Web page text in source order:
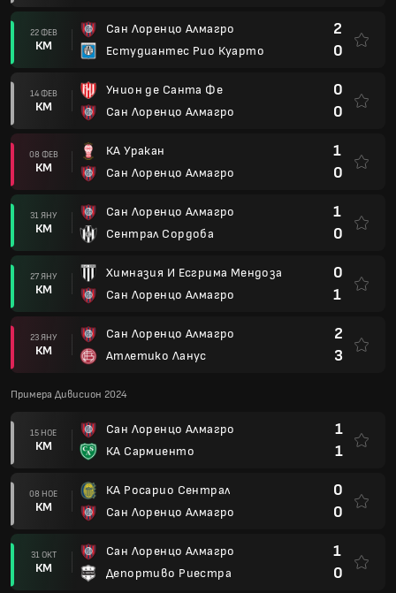
22 ФЕВ
КМ
Сан Лоренцо Алмагро
Естудиантес Рио Куарто
2
0
14 ФЕВ
КМ
Унион де Санта Фе
Сан Лоренцо Алмагро
0
0
08 ФЕВ
КМ
КА Уракан
Сан Лоренцо Алмагро
1
0
31 ЯНУ
КМ
Сан Лоренцо Алмагро
Сентрал Сордоба
1
0
27 ЯНУ
КМ
Химназия И Есгрима Мендоза
Сан Лоренцо Алмагро
0
1
23 ЯНУ
КМ
Сан Лоренцо Алмагро
Атлетико Ланус
2
3
Примера Дивисион 2024
15 НОЕ
КМ
Сан Лоренцо Алмагро
КА Сармиенто
1
1
08 НОЕ
КМ
КА Росарио Сентрал
Сан Лоренцо Алмагро
0
0
31 ОКТ
КМ
Сан Лоренцо Алмагро
Депортиво Риестра
1
0